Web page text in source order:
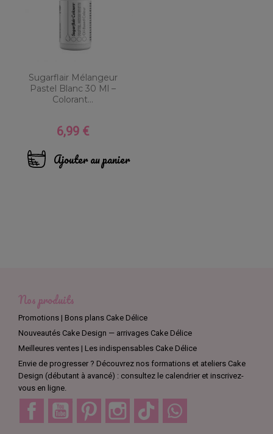
Sugarflair Mélangeur
Pastel Blanc 30 Ml –
Colorant...
Prix
6,99 €
Ajouter au panier
Nos produits
Promotions | Bons plans Cake Délice
Nouveautés Cake Design — arrivages Cake Délice
Meilleures ventes | Les indispensables Cake Délice
Envie de progresser ? Découvrez nos formations et ateliers Cake
Design (débutant à avancé) : consultez le calendrier et inscrivez-
vous en ligne.
Facebook YouTube Pinterest Instagram TikTok